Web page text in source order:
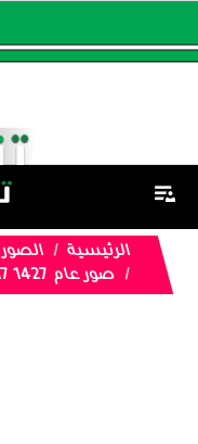
الرئيسية الصور
صور عام 1427 17